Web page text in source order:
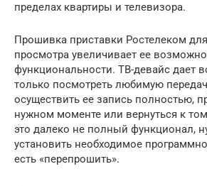
пределах квартиры и телевизора.
Прошивка приставки Ростелеком
просмотра увеличивает ее
функциональности. ТВ-девайс дает
только посмотреть любимую
осуществить ее запись полностью,
нужном моменте или вернуться к
это далеко не полный функционал,
установить необходимое
есть «перепрошить».